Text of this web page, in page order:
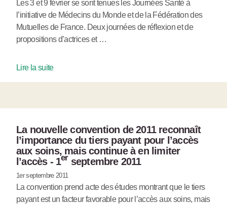
Les 3 et 9 février se sont tenues les Journées Santé à
l’initiative de Médecins du Monde et de la Fédération des
Mutuelles de France. Deux journées de réflexion et de
propositions d’actrices et …
Lire la suite
La nouvelle convention de 2011 reconnaît
l’importance du tiers payant pour l’accès
aux soins, mais continue à en limiter
l’accès - 1er septembre 2011
1er septembre 2011
La convention prend acte des études montrant que le tiers
payant est un facteur favorable pour l’accès aux soins, mais